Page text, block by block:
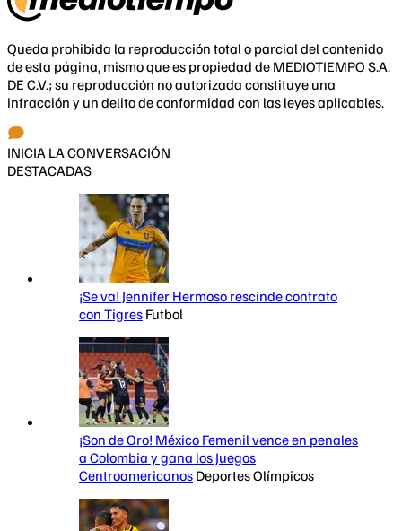
Queda prohibida la reproducción total o parcial del contenido
de esta página, mismo que es propiedad de MEDIOTIEMPO S.A.
DE C.V.; su reproducción no autorizada constituye una
infracción y un delito de conformidad con las leyes aplicables.
INICIA LA CONVERSACIÓN
DESTACADAS
¡Se va! Jennifer Hermoso rescinde contrato
con Tigres Futbol
¡Son de Oro! México Femenil vence en penales
a Colombia y gana los Juegos
Centroamericanos Deportes Olímpicos